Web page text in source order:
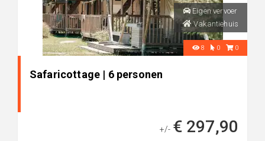
Eigen vervoer
Vakantiehuis
8 0 0
Safaricottage | 6 personen
+/- € 297,90